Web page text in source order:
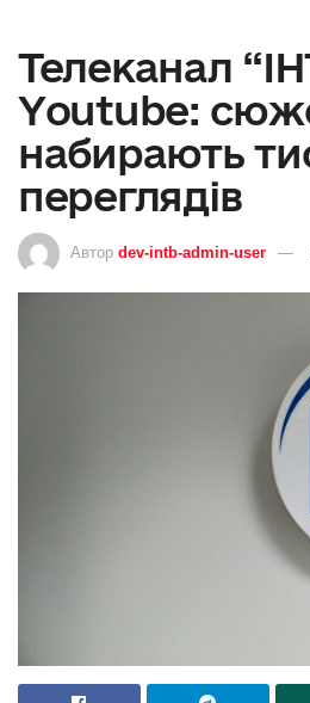
Телеканал
Youtube:
набирають
переглядів
Автор dev-intb-admin-user